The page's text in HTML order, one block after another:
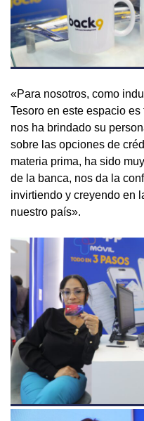
«Para nosotros, como
Tesoro en este espacio
nos ha brindado su
sobre las opciones de
materia prima, ha sido
de la banca, nos da la
invirtiendo y creyendo en
nuestro país».